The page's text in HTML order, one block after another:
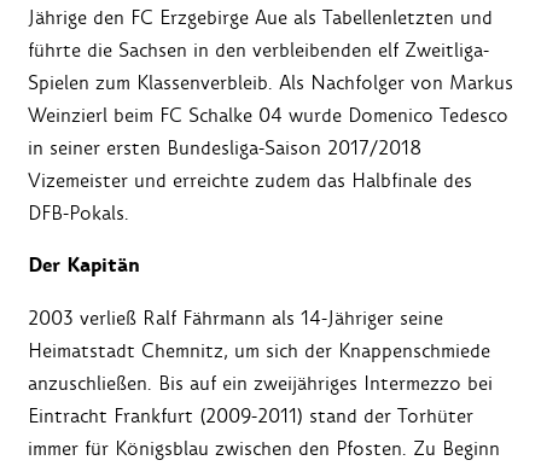
Jährige den FC Erzgebirge Aue als Tabellenletzten und
führte die Sachsen in den verbleibenden elf Zweitliga-
Spielen zum Klassenverbleib. Als Nachfolger von Markus
Weinzierl beim FC Schalke 04 wurde Domenico Tedesco
in seiner ersten Bundesliga-Saison 2017/2018
Vizemeister und erreichte zudem das Halbfinale des
DFB-Pokals.
Der Kapitän
2003 verließ Ralf Fährmann als 14-Jähriger seine
Heimatstadt Chemnitz, um sich der Knappenschmiede
anzuschließen. Bis auf ein zweijähriges Intermezzo bei
Eintracht Frankfurt (2009-2011) stand der Torhüter
immer für Königsblau zwischen den Pfosten. Zu Beginn